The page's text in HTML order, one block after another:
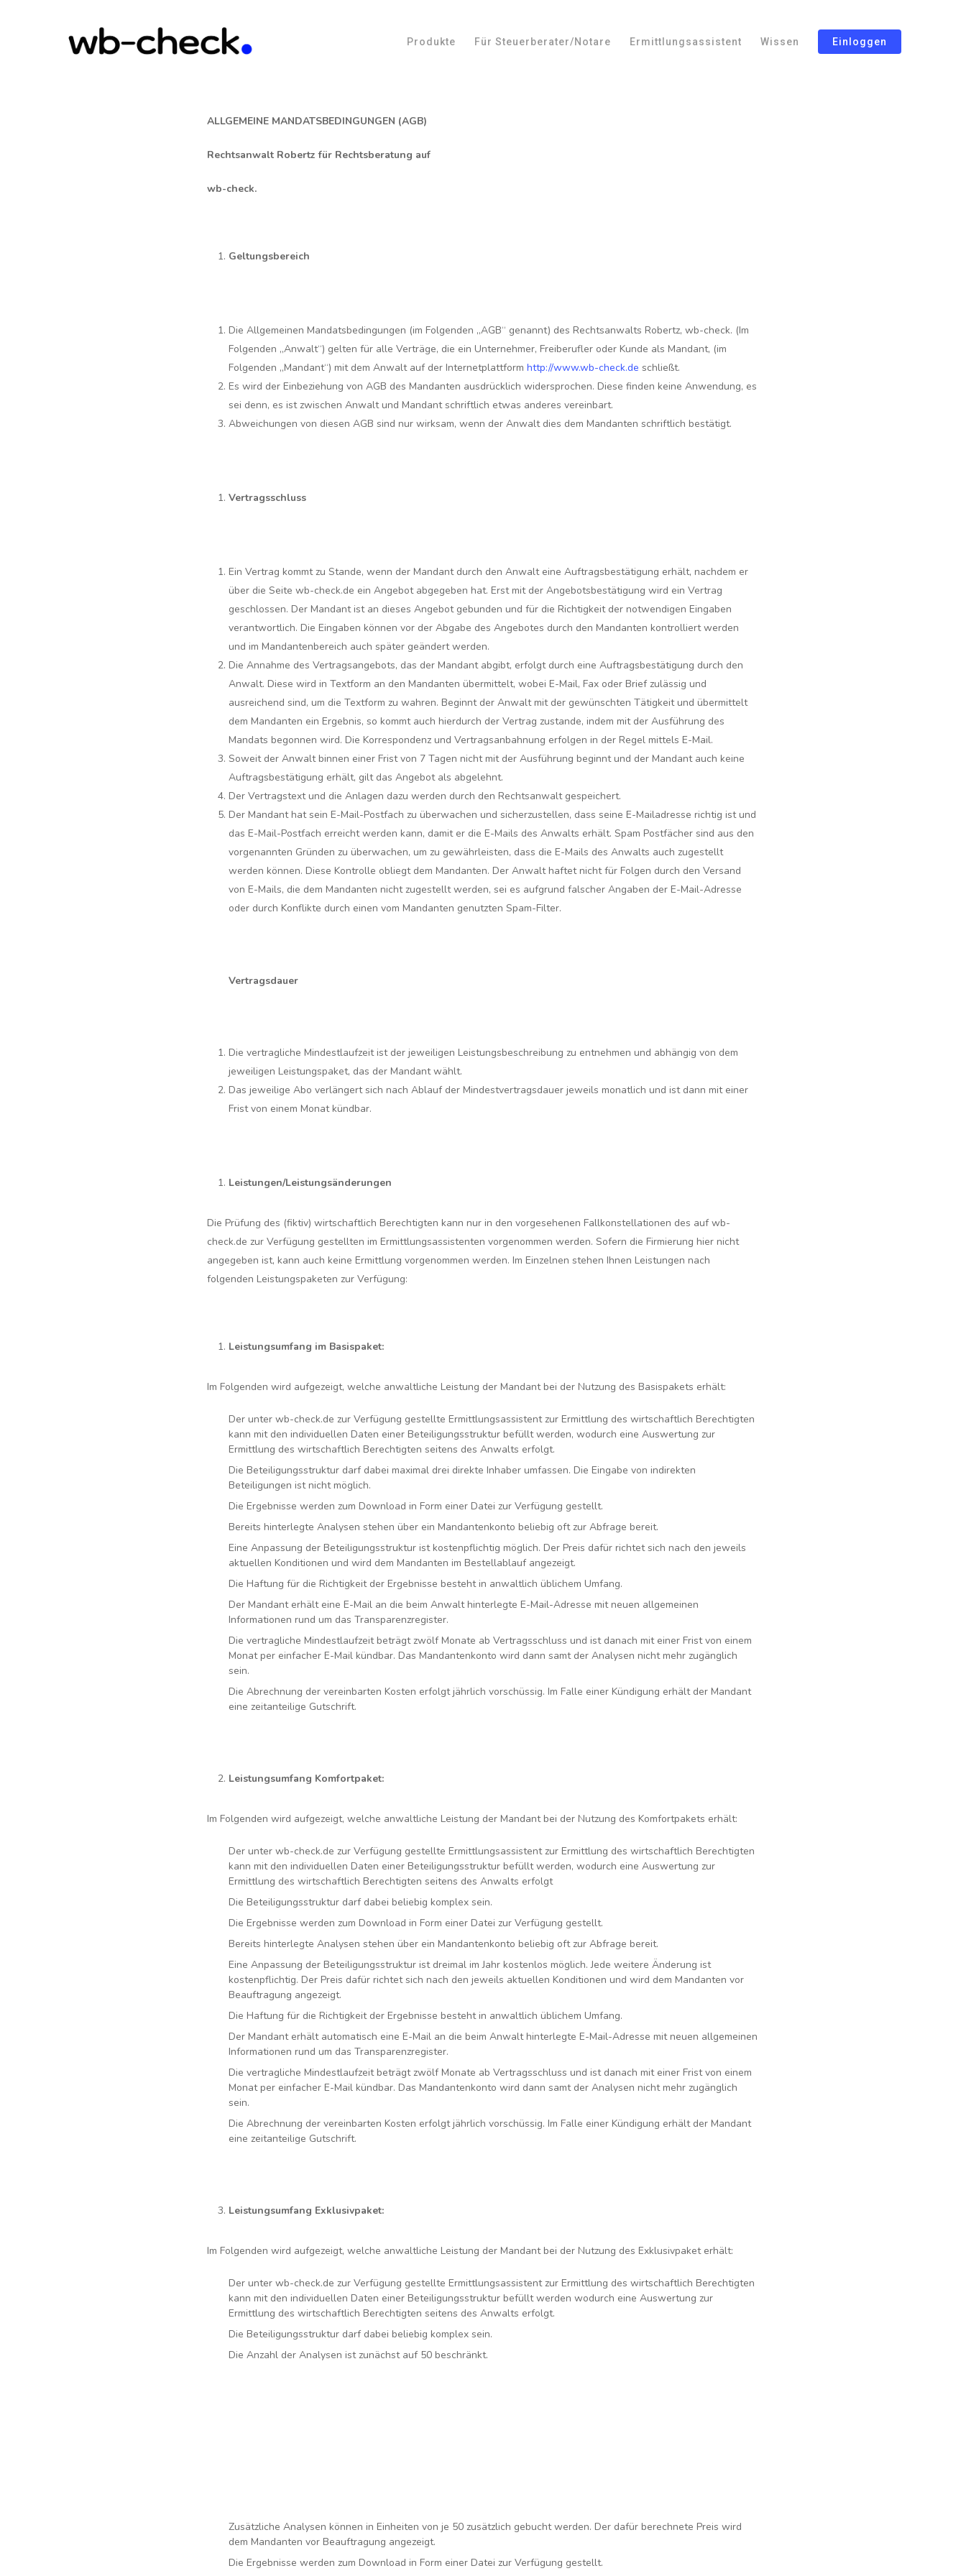
Produkte Für Steuerberater/Notare Ermittlungsassistent Wissen Einloggen
ALLGEMEINE MANDATSBEDINGUNGEN (AGB)
Rechtsanwalt Robertz für Rechtsberatung auf
wb-check.
Geltungsbereich
Die Allgemeinen Mandatsbedingungen (im Folgenden „AGB“ genannt) des Rechtsanwalts Robertz, wb-check. (Im
Folgenden „Anwalt“) gelten für alle Verträge, die ein Unternehmer, Freiberufler oder Kunde als Mandant, (im
Folgenden „Mandant“) mit dem Anwalt auf der Internetplattformhttp://www.wb-check.de schließt.
Es wird der Einbeziehung von AGB des Mandanten ausdrücklich widersprochen. Diese finden keine Anwendung, es
sei denn, es ist zwischen Anwalt und Mandant schriftlich etwas anderes vereinbart.
Abweichungen von diesen AGB sind nur wirksam, wenn der Anwalt dies dem Mandanten schriftlich bestätigt.
Vertragsschluss
Ein Vertrag kommt zu Stande, wenn der Mandant durch den Anwalt eine Auftragsbestätigung erhält, nachdem er
über die Seite wb-check.de ein Angebot abgegeben hat. Erst mit der Angebotsbestätigung wird ein Vertrag
geschlossen. Der Mandant ist an dieses Angebot gebunden und für die Richtigkeit der notwendigen Eingaben
verantwortlich. Die Eingaben können vor der Abgabe des Angebotes durch den Mandanten kontrolliert werden
und im Mandantenbereich auch später geändert werden.
Die Annahme des Vertragsangebots, das der Mandant abgibt, erfolgt durch eine Auftragsbestätigung durch den
Anwalt. Diese wird in Textform an den Mandanten übermittelt, wobei E-Mail, Fax oder Brief zulässig und
ausreichend sind, um die Textform zu wahren. Beginnt der Anwalt mit der gewünschten Tätigkeit und übermittelt
dem Mandanten ein Ergebnis, so kommt auch hierdurch der Vertrag zustande, indem mit der Ausführung des
Mandats begonnen wird. Die Korrespondenz und Vertragsanbahnung erfolgen in der Regel mittels E-Mail.
Soweit der Anwalt binnen einer Frist von 7 Tagen nicht mit der Ausführung beginnt und der Mandant auch keine
Auftragsbestätigung erhält, gilt das Angebot als abgelehnt.
Der Vertragstext und die Anlagen dazu werden durch den Rechtsanwalt gespeichert.
Der Mandant hat sein E-Mail-Postfach zu überwachen und sicherzustellen, dass seine E-Mailadresse richtig ist und
das E-Mail-Postfach erreicht werden kann, damit er die E-Mails des Anwalts erhält. Spam Postfächer sind aus den
vorgenannten Gründen zu überwachen, um zu gewährleisten, dass die E-Mails des Anwalts auch zugestellt
werden können. Diese Kontrolle obliegt dem Mandanten. Der Anwalt haftet nicht für Folgen durch den Versand
von E-Mails, die dem Mandanten nicht zugestellt werden, sei es aufgrund falscher Angaben der E-Mail-Adresse
oder durch Konflikte durch einen vom Mandanten genutzten Spam-Filter.
Vertragsdauer
Die vertragliche Mindestlaufzeit ist der jeweiligen Leistungsbeschreibung zu entnehmen und abhängig von dem
jeweiligen Leistungspaket, das der Mandant wählt.
Das jeweilige Abo verlängert sich nach Ablauf der Mindestvertragsdauer jeweils monatlich und ist dann mit einer
Frist von einem Monat kündbar.
Leistungen/Leistungsänderungen
Die Prüfung des (fiktiv) wirtschaftlich Berechtigten kann nur in den vorgesehenen Fallkonstellationen des auf wb-
check.de zur Verfügung gestellten im Ermittlungsassistenten vorgenommen werden. Sofern die Firmierung hier nicht
angegeben ist, kann auch keine Ermittlung vorgenommen werden. Im Einzelnen stehen Ihnen Leistungen nach
folgenden Leistungspaketen zur Verfügung:
Leistungsumfang im Basispaket:
Im Folgenden wird aufgezeigt, welche anwaltliche Leistung der Mandant bei der Nutzung des Basispakets erhält:
Der unter wb-check.de zur Verfügung gestellte Ermittlungsassistent zur Ermittlung des wirtschaftlich Berechtigten
kann mit den individuellen Daten einer Beteiligungsstruktur befüllt werden, wodurch eine Auswertung zur
Ermittlung des wirtschaftlich Berechtigten seitens des Anwalts erfolgt.
Die Beteiligungsstruktur darf dabei maximal drei direkte Inhaber umfassen. Die Eingabe von indirekten
Beteiligungen ist nicht möglich.
Die Ergebnisse werden zum Download in Form einer Datei zur Verfügung gestellt.
Bereits hinterlegte Analysen stehen über ein Mandantenkonto beliebig oft zur Abfrage bereit.
Eine Anpassung der Beteiligungsstruktur ist kostenpflichtig möglich. Der Preis dafür richtet sich nach den jeweils
aktuellen Konditionen und wird dem Mandanten im Bestellablauf angezeigt.
Die Haftung für die Richtigkeit der Ergebnisse besteht in anwaltlich üblichem Umfang.
Der Mandant erhält eine E-Mail an die beim Anwalt hinterlegte E-Mail-Adresse mit neuen allgemeinen
Informationen rund um das Transparenzregister.
Die vertragliche Mindestlaufzeit beträgt zwölf Monate ab Vertragsschluss und ist danach mit einer Frist von einem
Monat per einfacher E-Mail kündbar. Das Mandantenkonto wird dann samt der Analysen nicht mehr zugänglich
sein.
Die Abrechnung der vereinbarten Kosten erfolgt jährlich vorschüssig. Im Falle einer Kündigung erhält der Mandant
eine zeitanteilige Gutschrift.
Leistungsumfang Komfortpaket:
Im Folgenden wird aufgezeigt, welche anwaltliche Leistung der Mandant bei der Nutzung des Komfortpakets erhält:
Der unter wb-check.de zur Verfügung gestellte Ermittlungsassistent zur Ermittlung des wirtschaftlich Berechtigten
kann mit den individuellen Daten einer Beteiligungsstruktur befüllt werden, wodurch eine Auswertung zur
Ermittlung des wirtschaftlich Berechtigten seitens des Anwalts erfolgt
Die Beteiligungsstruktur darf dabei beliebig komplex sein.
Die Ergebnisse werden zum Download in Form einer Datei zur Verfügung gestellt.
Bereits hinterlegte Analysen stehen über ein Mandantenkonto beliebig oft zur Abfrage bereit.
Eine Anpassung der Beteiligungsstruktur ist dreimal im Jahr kostenlos möglich. Jede weitere Änderung ist
kostenpflichtig. Der Preis dafür richtet sich nach den jeweils aktuellen Konditionen und wird dem Mandanten vor
Beauftragung angezeigt.
Die Haftung für die Richtigkeit der Ergebnisse besteht in anwaltlich üblichem Umfang.
Der Mandant erhält automatisch eine E-Mail an die beim Anwalt hinterlegte E-Mail-Adresse mit neuen allgemeinen
Informationen rund um das Transparenzregister.
Die vertragliche Mindestlaufzeit beträgt zwölf Monate ab Vertragsschluss und ist danach mit einer Frist von einem
Monat per einfacher E-Mail kündbar. Das Mandantenkonto wird dann samt der Analysen nicht mehr zugänglich
sein.
Die Abrechnung der vereinbarten Kosten erfolgt jährlich vorschüssig. Im Falle einer Kündigung erhält der Mandant
eine zeitanteilige Gutschrift.
Leistungsumfang Exklusivpaket:
Im Folgenden wird aufgezeigt, welche anwaltliche Leistung der Mandant bei der Nutzung des Exklusivpaket erhält:
Der unter wb-check.de zur Verfügung gestellte Ermittlungsassistent zur Ermittlung des wirtschaftlich Berechtigten
kann mit den individuellen Daten einer Beteiligungsstruktur befüllt werden wodurch eine Auswertung zur
Ermittlung des wirtschaftlich Berechtigten seitens des Anwalts erfolgt.
Die Beteiligungsstruktur darf dabei beliebig komplex sein.
Die Anzahl der Analysen ist zunächst auf 50 beschränkt.
Zusätzliche Analysen können in Einheiten von je 50 zusätzlich gebucht werden. Der dafür berechnete Preis wird
dem Mandanten vor Beauftragung angezeigt.
Die Ergebnisse werden zum Download in Form einer Datei zur Verfügung gestellt.